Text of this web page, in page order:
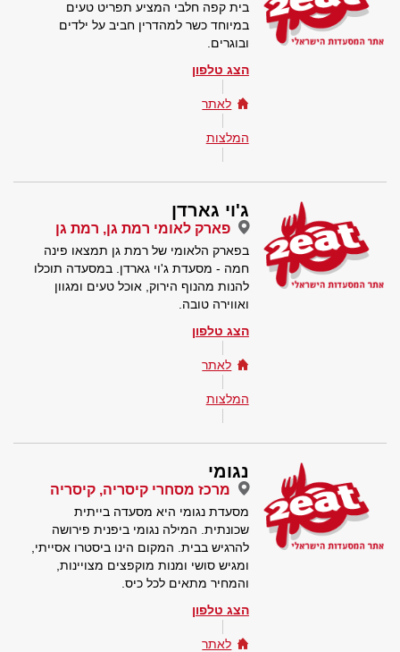
בית קפה חלבי המציע תפריט טעים
במיוחד כשר למהדרין חביב על ילדים
ובוגרים.
הצג טלפון
לאתר
המלצות
ג'וי גארדן
פארק לאומי רמת גן, רמת גן
בפארק הלאומי של רמת גן תמצאו פינה
חמה - מסעדת ג'וי גארדן. במסעדה תוכלו
להנות מהנוף הירוק, אוכל טעים ומגוון
ואווירה טובה.
הצג טלפון
לאתר
המלצות
נגומי
מרכז מסחרי קיסריה, קיסריה
מסעדת נגומי היא מסעדה בייתית
שכונתית. המילה נגומי ביפנית פירושה
להרגיש בבית. המקום הינו ביסטרו אסייתי,
ומגיש סושי ומנות מוקפצים מצויינות,
והמחיר מתאים לכל כיס.
הצג טלפון
לאתר